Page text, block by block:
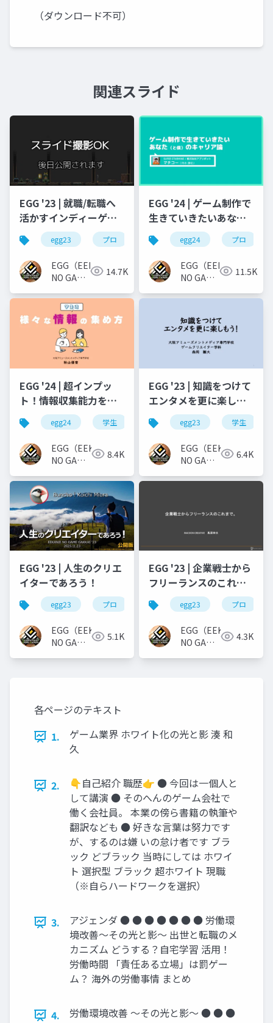
（ダウンロード不可）
関連スライド
EGG '23 | 就職/転職へ
活かすインディーゲー
ム製作 egg23 プロ
EGG（EEKANJI
NO GAME
14.7K
EGG '24 | ゲーム制作で
生きていきたいあなた
（と僕）のキャリア論
egg24 プロ
EGG（EEKANJI
NO GAME
11.5K
EGG '24 | 超インプッ
ト！情報収集能力を高
めよう！egg24 学生
EGG（EEKANJI
NO GAME
8.4K
EGG '23 | 知識をつけて
エンタメを更に楽しも
う！
egg23 学生
EGG（EEKANJI
NO GAME
6.4K
EGG '23 | 人生のクリエ
イターであろう！
egg23 プロ
EGG（EEKANJI
NO GAME
5.1K
EGG '23 | 企業戦士から
フリーランスのこれま
で。
egg23 プロ
EGG（EEKANJI
NO GAME
4.3K
各ページのテキスト
1.
ゲーム業界 ホワイト化の光と影 湊 和
久
2.
👇自己紹介 職歴👉 ● 今回は一個人と
して講演 ● そのへんのゲーム会社で
働く会社員。 本業の傍ら書籍の執筆や
翻訳なども ● 好きな言葉は努力です
が、するのは嫌 いの怠け者です ブラ
ック どブラック 当時にしては ホワイ
ト 選択型 ブラック 超ホワイト 現職
（※自らハードワークを選択）
3.
アジェンダ ● ● ● ● ● ● ● 労働環
境改善～その光と影～ 出世と転職のメ
カニズム どうする？自宅学習 活用！
労働時間 「責任ある立場」は罰ゲー
ム？ 海外の労働事情 まとめ
4.
労働環境改善 ～その光と影～ ● ● ●